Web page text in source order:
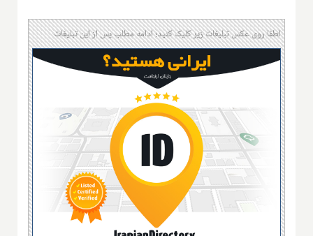
لطفا روی عکس تبلیغات زیر کلیک کنید؛ ادامه مطلب پس از این تبلیغات